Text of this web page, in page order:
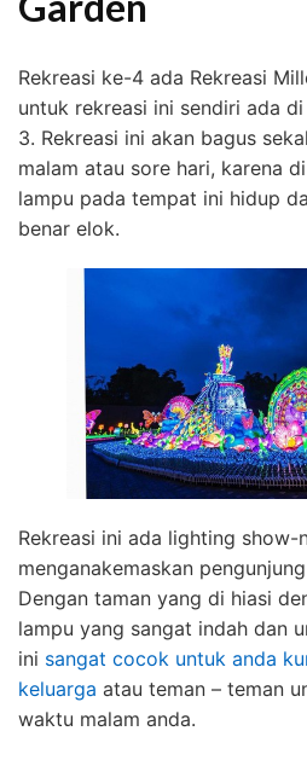
Rekreasi ke-4 ada Rekreasi
untuk rekreasi ini sendiri ada
3. Rekreasi ini akan bagus
malam atau sore hari, karena
lampu pada tempat ini hidup
benar elok.
Rekreasi ini ada lighting show-
menganakemaskan
Dengan taman yang di hiasi
lampu yang sangat indah dan
ini sangat cocok untuk anda
keluarga atau teman – teman
waktu malam anda.